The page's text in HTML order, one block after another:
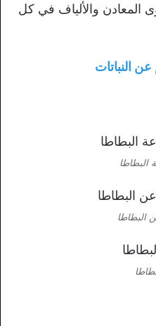
المعادن والألياف في كل
النباتات
البطاطا
البطاطا